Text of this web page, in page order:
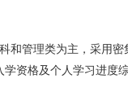
和管理类为主，采用
资格及个人学习进度综